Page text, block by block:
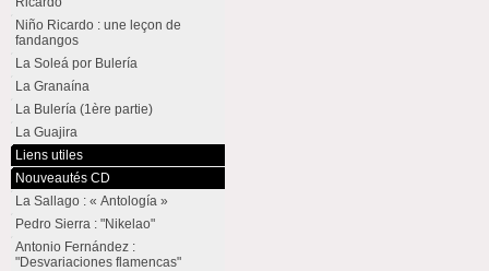
Niño Ricardo : une leçon de
fandangos
La Soleá por Bulería
La Granaína
La Bulería (1ère partie)
La Guajira
Liens utiles
Nouveautés CD
La Sallago : « Antología »
Pedro Sierra : "Nikelao"
Antonio Fernández :
"Desvariaciones flamencas"